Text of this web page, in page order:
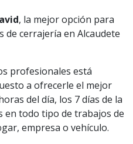
, la mejor opción para
de cerrajería en Alcaudete
profesionales está
a ofrecerle el mejor
del día, los 7 días de la
en todo tipo de trabajos de
empresa o vehículo.